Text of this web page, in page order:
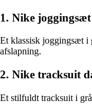
1. Nike
Et klassisk joggingsæt i
afslapning.
2. Nike tracksuit
Et stilfuldt tracksuit i